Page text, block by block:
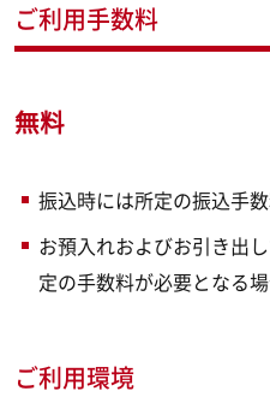
ご利用手数料
無料
振込時には所定の振込手数
お預入れおよびお引き出
定の手数料が必要となる
ご利用環境